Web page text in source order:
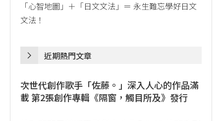
「心智地圖」＋「日文文法」＝ 永生難忘學好日文
文法！
近期熱門文章
次世代創作歌手「佐藤。」深入人心的作品滿
載 第2張創作專輯《隔窗，觸目所及》發行